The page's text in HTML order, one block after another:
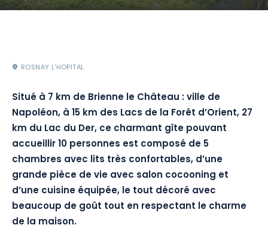
ROSNAY L'HOPITAL
Situé à 7 km de Brienne le Château : ville de
Napoléon, à 15 km des Lacs de la Forêt d’Orient, 27
km du Lac du Der, ce charmant gîte pouvant
accueillir 10 personnes est composé de 5
chambres avec lits très confortables, d’une
grande pièce de vie avec salon cocooning et
d’une cuisine équipée, le tout décoré avec
beaucoup de goût tout en respectant le charme
de la maison.